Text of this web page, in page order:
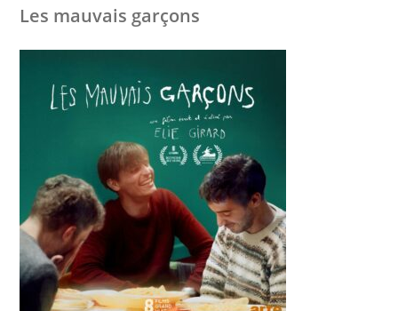
Les mauvais garçons